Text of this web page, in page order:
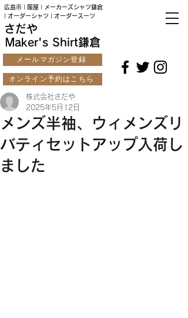
さだや
オンライン予約はこちら
メールマガジン登録
Maker's Shirt鎌倉
広島市 | 服屋 | メーカーズシャツ鎌倉
| オーダーシャツ | オーダースーツ
メンズ半袖、ウィメンズリ
バティセットアップ入荷し
ました
株式会社さだや
2025年5月12日